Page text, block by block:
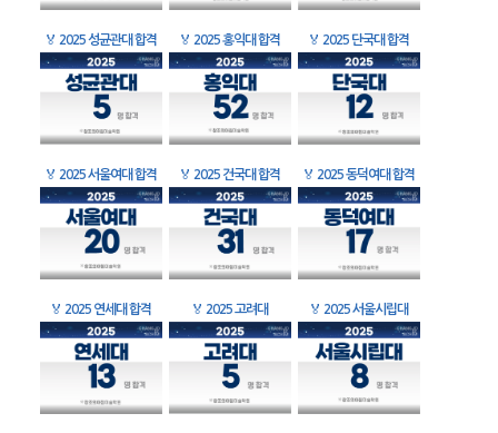
🏅 2025 성균관대 합격 🏅 2025 홍익대 합격 🏅 2025 단국대 합격
🏅 2025 서울여대 합격 🏅 2025 건국대 합격 🏅 2025 동덕여대 합격
🏅 2025 연세대 합격 🏅 2025 고려대 🏅 2025 서울시립대